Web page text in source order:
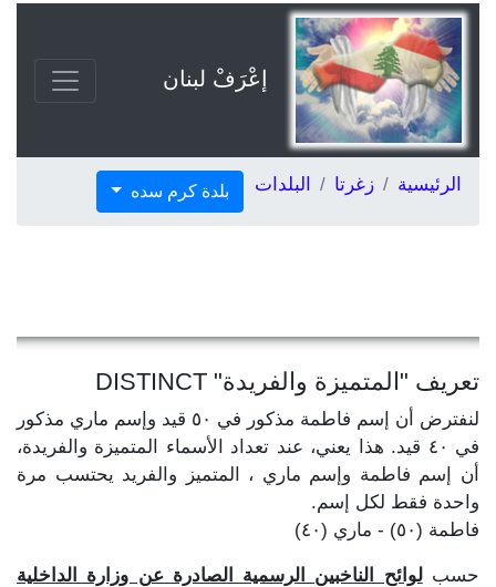
إعْرَفْ لبنان
الرئيسية زغرتا البلدات بلدة كرم سده
تعريف "المتميزة والفريدة" DISTINCT
لنفترض أن إسم فاطمة مذكور في ٥٠ قيد وإسم ماري مذكور
في ٤٠ قيد. هذا يعني، عند تعداد الأسماء المتميزة والفريدة،
أن إسم فاطمة وإسم ماري ، المتميز والفريد يحتسب مرة
واحدة فقط لكل إسم.
فاطمة (٥٠) - ماري (٤٠)
حسبلوائح الناخبين الرسمية الصادرة عن وزارة الداخلية